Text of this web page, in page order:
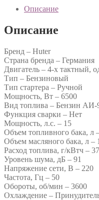
Описание
Описание
Бренд – Huter
Страна бренда – Германия
Двигатель – 4-х тактный,
Тип – Бензиновый
Тип стартера – Ручной
Мощность, Вт – 6500
Вид топлива – Бензин АИ-
Функция сварки – Нет
Мощность, л.с. – 15
Объем топливного бака, л
Объем масляного бака, л – 1
Расход топлива, г/кВтч –
Уровень шума, дБ – 91
Напряжение сети, В – 220
Частота, Гц – 50
Обороты, об/мин – 3600
Охлаждение –